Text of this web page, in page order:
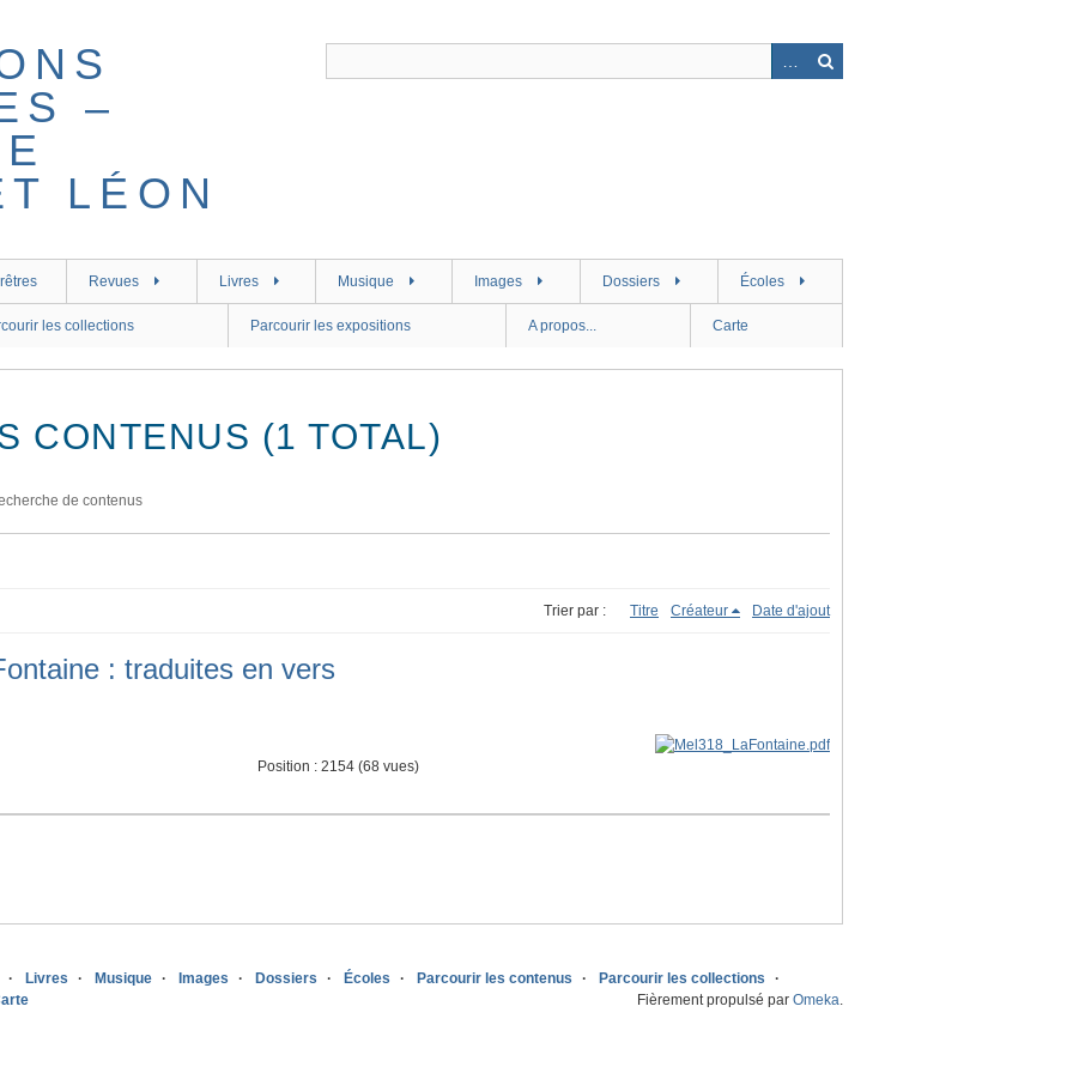
Revues Livres Musique Images Dossiers Écoles
les collections Parcourir les expositions A propos... Carte
CONTENUS (1 TOTAL)
de contenus
Trier par : Titre Créateur Date d'ajout
: traduites en vers
Position : 2154 (68 vues)
Livres Musique Images Dossiers Écoles Parcourir les contenus
Parcourir les collections
Fièrement propulsé par Omeka.